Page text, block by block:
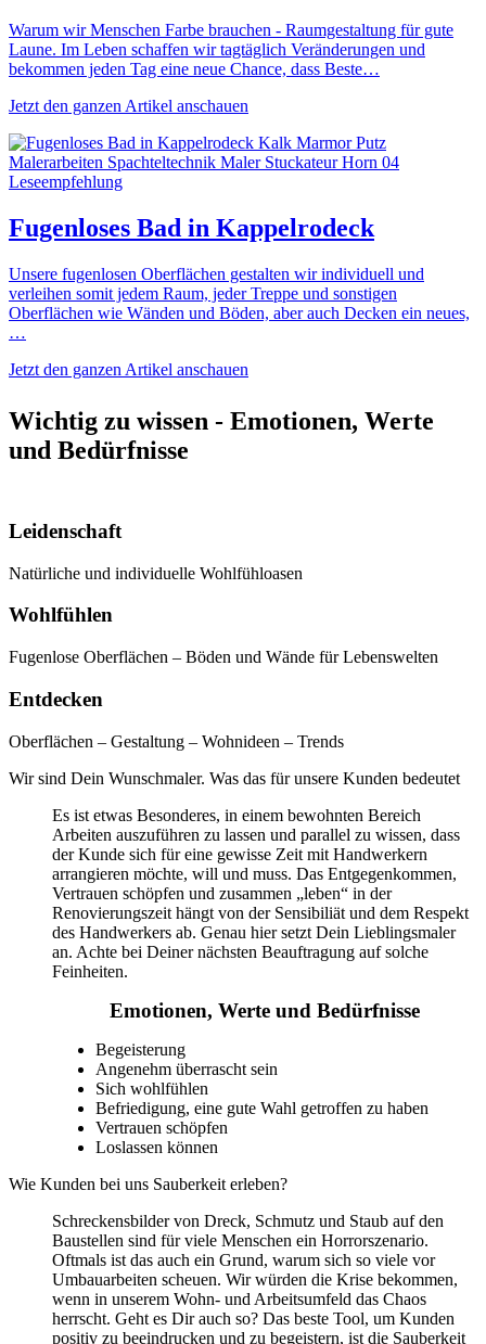
Warum wir Menschen Farbe brauchen - Raumgestaltung für gute
Laune. Im Leben schaffen wir tagtäglich Veränderungen und
bekommen jeden Tag eine neue Chance, dass Beste…
Jetzt den ganzen Artikel anschauen
Leseempfehlung
Fugenloses Bad in Kappelrodeck
Unsere fugenlosen Oberflächen gestalten wir individuell und
verleihen somit jedem Raum, jeder Treppe und sonstigen
Oberflächen wie Wänden und Böden, aber auch Decken ein neues,
…
Jetzt den ganzen Artikel anschauen
Wichtig zu wissen - Emotionen, Werte
und Bedürfnisse
Leidenschaft
Natürliche und individuelle Wohlfühloasen
Wohlfühlen
Fugenlose Oberflächen – Böden und Wände für Lebenswelten
Entdecken
Oberflächen – Gestaltung – Wohnideen – Trends
Wir sind Dein Wunschmaler. Was das für unsere Kunden bedeutet
Es ist etwas Besonderes, in einem bewohnten Bereich
Arbeiten auszuführen zu lassen und parallel zu wissen, dass
der Kunde sich für eine gewisse Zeit mit Handwerkern
arrangieren möchte, will und muss. Das Entgegenkommen,
Vertrauen schöpfen und zusammen „leben“ in der
Renovierungszeit hängt von der Sensibiliät und dem Respekt
des Handwerkers ab. Genau hier setzt Dein Lieblingsmaler
an. Achte bei Deiner nächsten Beauftragung auf solche
Feinheiten.
Emotionen, Werte und Bedürfnisse
Begeisterung
Angenehm überrascht sein
Sich wohlfühlen
Befriedigung, eine gute Wahl getroffen zu haben
Vertrauen schöpfen
Loslassen können
Wie Kunden bei uns Sauberkeit erleben?
Schreckensbilder von Dreck, Schmutz und Staub auf den
Baustellen sind für viele Menschen ein Horrorszenario.
Oftmals ist das auch ein Grund, warum sich so viele vor
Umbauarbeiten scheuen. Wir würden die Krise bekommen,
wenn in unserem Wohn- und Arbeitsumfeld das Chaos
herrscht. Geht es Dir auch so? Das beste Tool, um Kunden
positiv zu beeindrucken und zu begeistern, ist die Sauberkeit